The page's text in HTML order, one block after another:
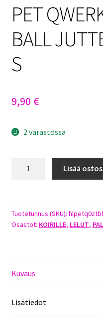
PET
BALL
S
9,90 €
2 varastossa
JUTTELEVA
PALLO
Lisää
Tuotetunnus (SKU):
Osastot: KOIRILLE, LELUT,
Kuvaus
Lisätiedot